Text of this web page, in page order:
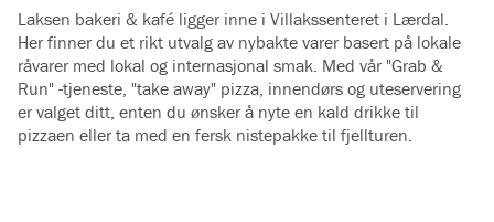
Laksen bakeri & kafé ligger inne i Villakssenteret i Lærdal.
Her finner du et rikt utvalg av nybakte varer basert på lokale
råvarer med lokal og internasjonal smak. Med vår "Grab &
Run" -tjeneste, "take away" pizza, innendørs og uteservering
er valget ditt, enten du ønsker å nyte en kald drikke til
pizzaen eller ta med en fersk nistepakke til fjellturen.
Se alle bilder